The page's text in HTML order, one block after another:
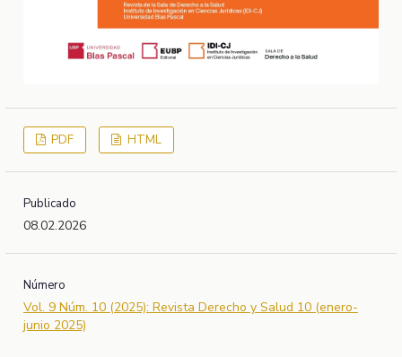
PDF HTML
Publicado
08.02.2026
Número
Vol. 9 Núm. 10 (2025): Revista Derecho y Salud 10 (enero-
junio 2025)